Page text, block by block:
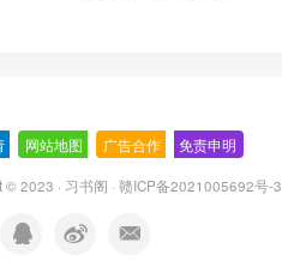
网站地图 广告合作 免责申明
© 2023 · 习书阁 · 赣ICP备2021005692号-3